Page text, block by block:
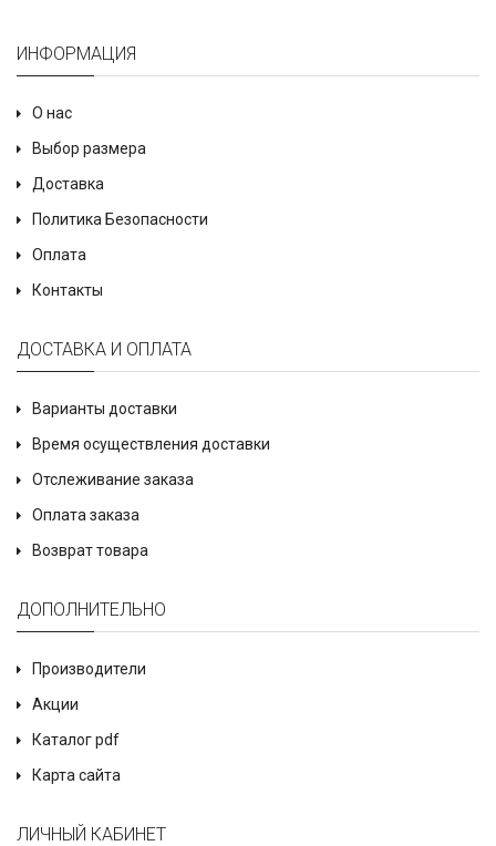
ИНФОРМАЦИЯ
О нас
Выбор размера
Доставка
Политика Безопасности
Оплата
Контакты
ДОСТАВКА И ОПЛАТА
Варианты доставки
Время осуществления доставки
Отслеживание заказа
Оплата заказа
Возврат товара
ДОПОЛНИТЕЛЬНО
Производители
Акции
Каталог pdf
Карта сайта
ЛИЧНЫЙ КАБИНЕТ